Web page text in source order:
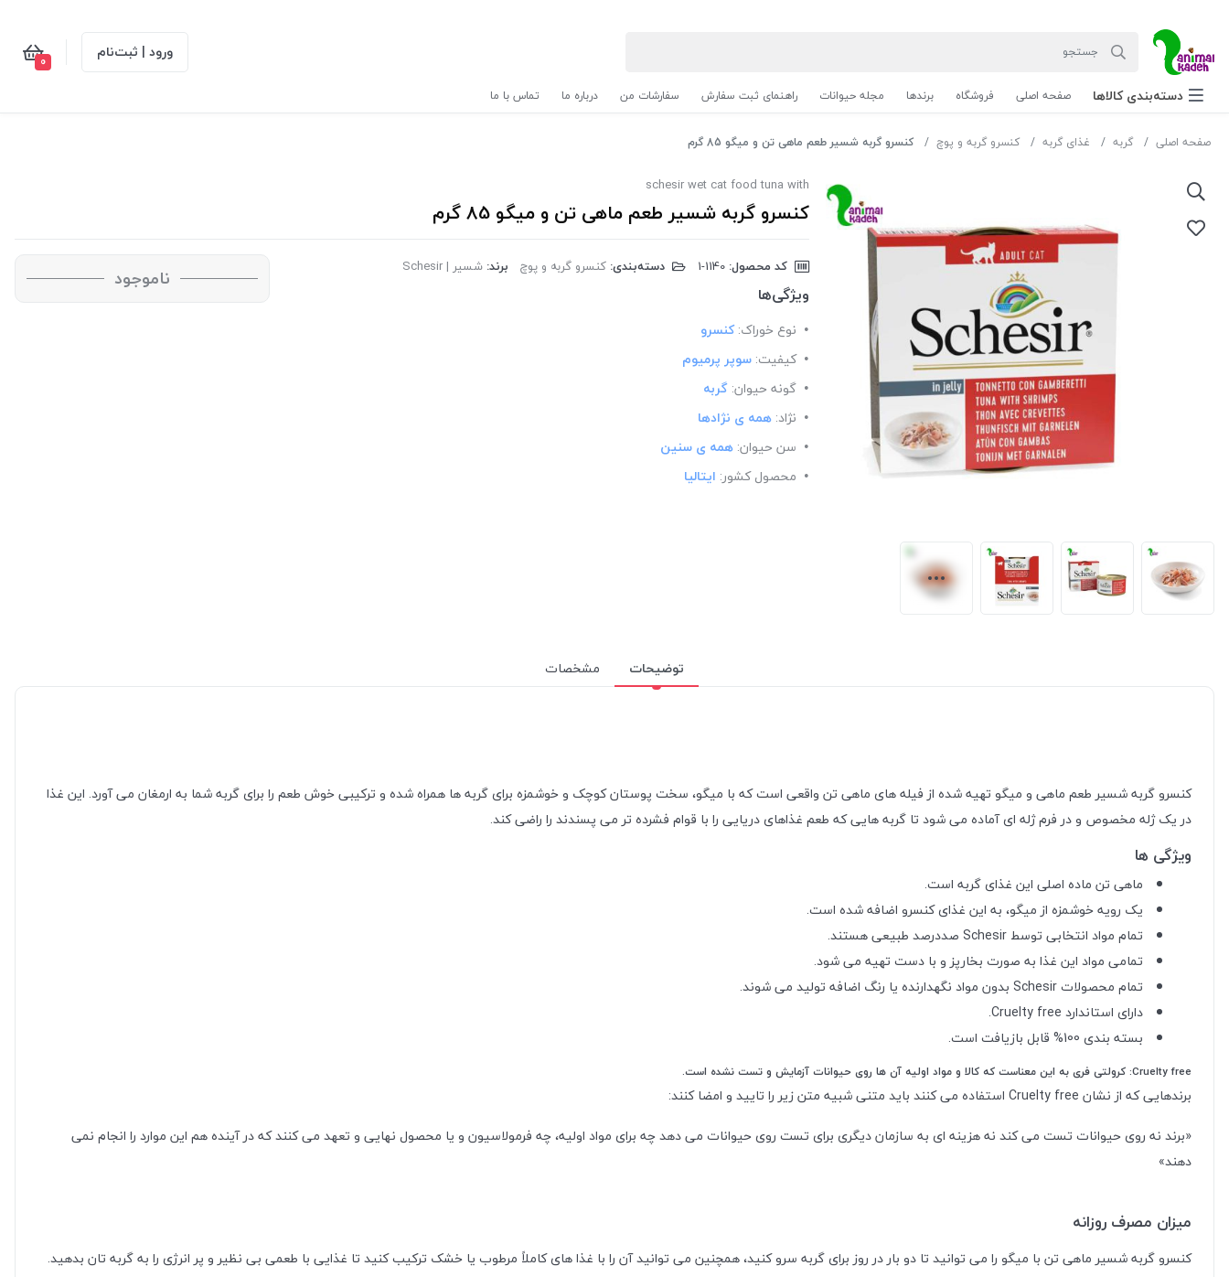
ورود | ثبت‌نام 0
دسته‌بندی‌ کالاها صفحه اصلی فروشگاه برندها مجله حیوانات راهنمای ثبت سفارش سفارشات من درباره ما تماس با ما
صفحه اصلی گربه غذای گربه کنسرو گربه و پوچ کنسرو گربه شسیر طعم ماهی تن و میگو 85 گرم
schesir wet cat food tuna with
کنسرو گربه شسیر طعم ماهی تن و میگو 85 گرم
کد محصول: دسته‌بندی: کنسرو گربه و پوچ برند: شسیر | Schesir
ویژگی‌ها
نوع خوراک:کنسرو
کیفیت: سوپر پرمیوم
گونه حیوان: گربه
نژاد: همه ی نژادها
سن حیوان: همه ی سنین
محصول کشور: ایتالیا
ناموجود
توضیحات مشخصات
کنسرو گربه شسیر طعم ماهی و میگو تهیه شده از فیله های ماهی تن واقعی است که با میگو، سخت پوستان کوچک و خوشمزه برای گربه ها همراه شده و ترکیبی خوش طعم را برای گربه شما به ارمغان می آورد. این غذا
در یک ژله مخصوص و در فرم ژله ای آماده می شود تا گربه هایی که طعم غذاهای دریایی را با قوام فشرده تر می پسندند را راضی کند.
ویژگی ها
ماهی تن ماده اصلی این غذای گربه است.
یک رویه خوشمزه از میگو، به این غذای کنسرو اضافه شده است.
تمام مواد انتخابی توسط Schesir صددرصد طبیعی هستند.
تمامی مواد این غذا به صورت بخارپز و با دست تهیه می شود.
تمام محصولات Schesir بدون مواد نگهدارنده یا رنگ اضافه تولید می شوند.
دارای استاندارد Cruelty free.
بسته بندی 100% قابل بازیافت است.
Cruelty free: کرولتی فری به این معناست که کالا و مواد اولیه آن‌ ها روی حیوانات آزمایش و تست نشده است.
برندهایی که از نشان Cruelty free استفاده می کنند باید متنی شبیه متن زیر را تایید و امضا کنند:
«برند نه روی حیوانات تست می‌ کند نه هزینه‌ ای به سازمان دیگری برای تست روی حیوانات می‌ دهد چه برای مواد اولیه، چه فرمولاسیون و یا محصول نهایی و تعهد می‌ کنند که در آینده هم این موارد را انجام نمی‌
دهند»
میزان مصرف روزانه
کنسرو گربه شسیر ماهی تن با میگو را می توانید تا دو بار در روز برای گربه سرو کنید، همچنین می توانید آن را با غذا های کاملاً مرطوب یا خشک ترکیب کنید تا غذایی با طعمی بی‌ نظیر و پر انرژی را به گربه‌ تان بدهید.